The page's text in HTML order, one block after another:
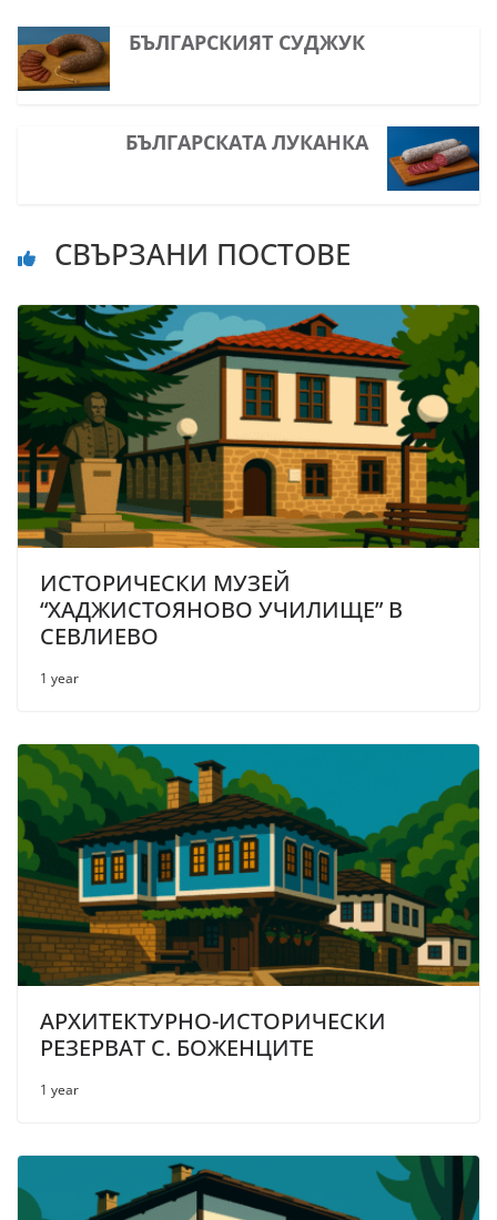
БЪЛГАРСКИЯТ СУДЖУК
БЪЛГАРСКАТА ЛУКАНКА
СВЪРЗАНИ ПОСТОВЕ
ИСТОРИЧЕСКИ МУЗЕЙ
“ХАДЖИСТОЯНОВО УЧИЛИЩЕ” В
СЕВЛИЕВО
1 year
АРХИТЕКТУРНО-ИСТОРИЧЕСКИ
РЕЗЕРВАТ С. БОЖЕНЦИТЕ
1 year